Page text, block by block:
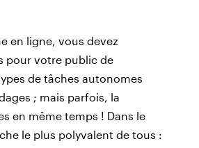
en ligne, vous devez
pour votre public de
de tâches autonomes
; mais parfois, la
en même temps ! Dans le
le plus polyvalent de tous :